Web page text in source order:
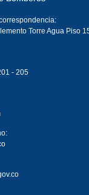
Torre Agua Piso
- 205